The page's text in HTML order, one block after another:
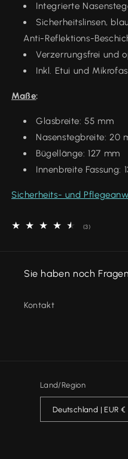
Integrierte
Sicherheitslinsen,
Anti-Reflektions-
Verzerrungsfrei und
Inkl. Etui und
Maße:
Glasbreite: 55 mm
Nasenstegbreite: 20
Bügellänge: 127 mm
Innenbreite Fassung:
Sicherheits- und
(3)3
Sie haben noch
Kontakt
Land/Region
Deutschland | EUR €